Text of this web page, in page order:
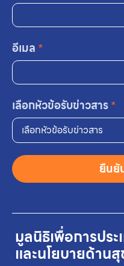
มูลนิธิเพื่อการประ
และนโยบายด้าน
อีเมล *
เลือกหัวข้อรับข่าวสาร*
เลือกหัวข้อรับข่าวสาร
ยืนยั